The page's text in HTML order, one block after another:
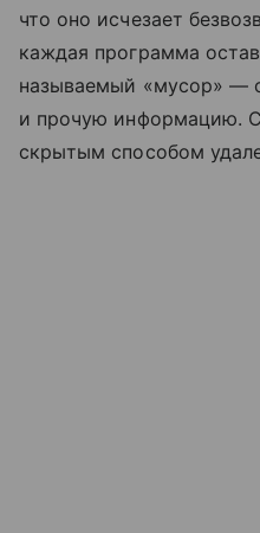
что оно исчезает
каждая программа
называемый «мусор» —
и прочую информацию.
скрытым способом